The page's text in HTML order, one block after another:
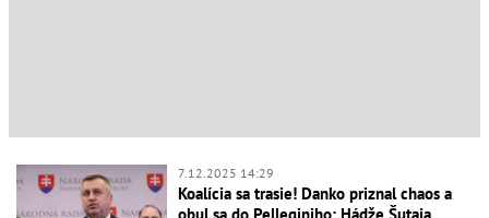
7.12.2025 14:29
Koalícia sa trasie! Danko priznal chaos a